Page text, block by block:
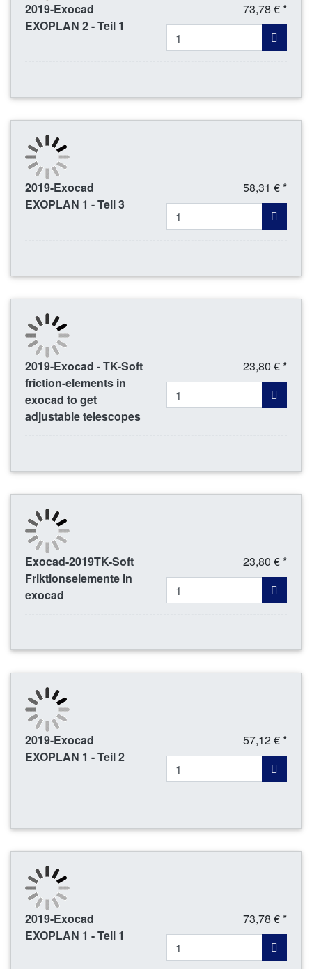
2019-Exocad
EXOPLAN 2 - Teil 1
73,78 € *
2019-Exocad
EXOPLAN 1 - Teil 3
58,31 € *
2019-Exocad - TK-Soft
friction-elements in
exocad to get
adjustable telescopes
23,80 € *
Exocad-2019TK-Soft
Friktionselemente in
exocad
23,80 € *
2019-Exocad
EXOPLAN 1 - Teil 2
57,12 € *
2019-Exocad
EXOPLAN 1 - Teil 1
73,78 € *